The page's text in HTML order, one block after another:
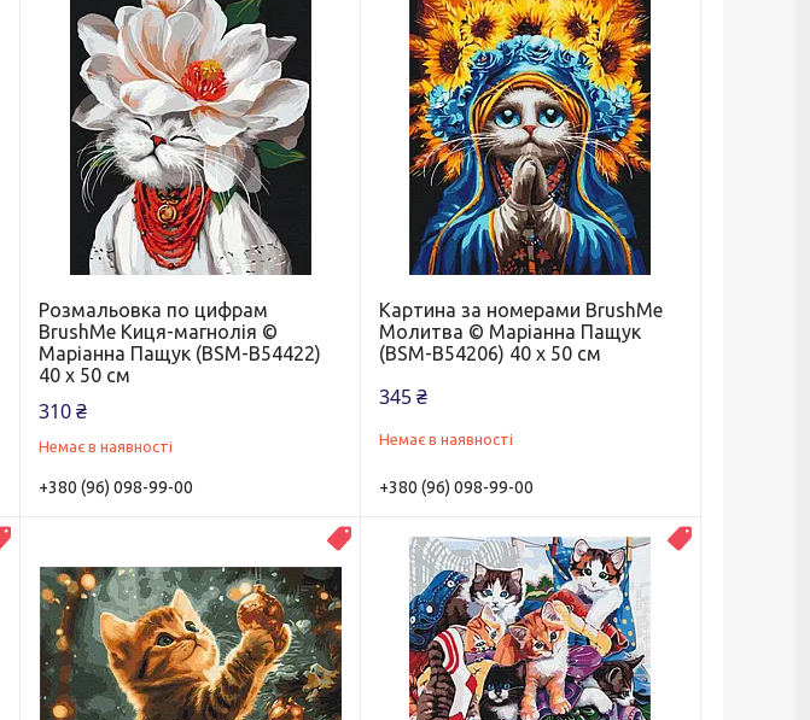
Розмальовка по цифрам
BrushMe Киця-магнолія ©
Маріанна Пащук (BSM-B54422)
40 х 50 см
310 ₴
Немає в наявності
+380 (96) 098-99-00
Картина за номерами BrushMe
Молитва © Маріанна Пащук
(BSM-B54206) 40 х 50 см
345 ₴
Немає в наявності
+380 (96) 098-99-00
Новинка